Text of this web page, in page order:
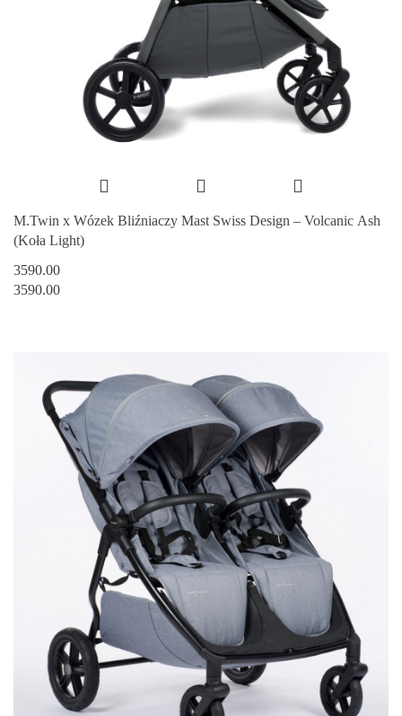
M.Twin x Wózek Bliźniaczy Mast Swiss Design – Volcanic Ash
(Koła Light)
3590.00
3590.00